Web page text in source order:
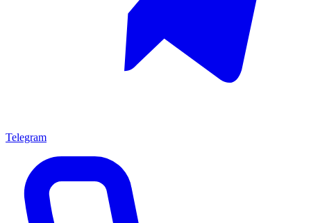
Telegram